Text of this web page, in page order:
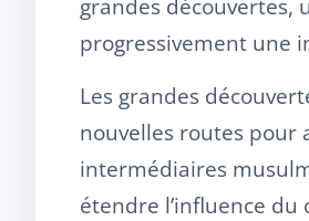
grandes découvertes,
progressivement une
Les grandes
nouvelles routes pour
intermédiaires
étendre l’influence